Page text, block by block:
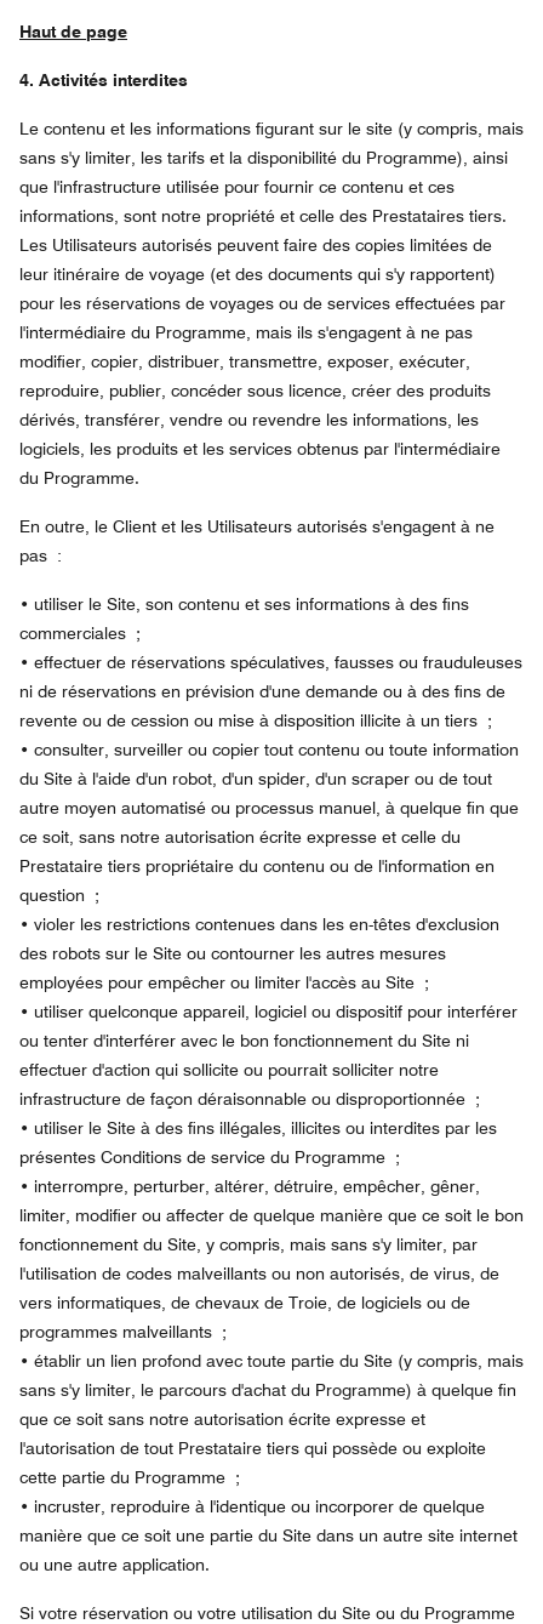
Haut de page
4. Activités interdites
Le contenu et les informations figurant sur le site (y compris, mais
sans s'y limiter, les tarifs et la disponibilité du Programme), ainsi
que l'infrastructure utilisée pour fournir ce contenu et ces
informations, sont notre propriété et celle des Prestataires tiers.
Les Utilisateurs autorisés peuvent faire des copies limitées de
leur itinéraire de voyage (et des documents qui s'y rapportent)
pour les réservations de voyages ou de services effectuées par
l'intermédiaire du Programme, mais ils s'engagent à ne pas
modifier, copier, distribuer, transmettre, exposer, exécuter,
reproduire, publier, concéder sous licence, créer des produits
dérivés, transférer, vendre ou revendre les informations, les
logiciels, les produits et les services obtenus par l'intermédiaire
du Programme.
En outre, le Client et les Utilisateurs autorisés s'engagent à ne
pas :
• utiliser le Site, son contenu et ses informations à des fins
commerciales ;
• effectuer de réservations spéculatives, fausses ou frauduleuses
ni de réservations en prévision d'une demande ou à des fins de
revente ou de cession ou mise à disposition illicite à un tiers ;
• consulter, surveiller ou copier tout contenu ou toute information
du Site à l'aide d'un robot, d'un spider, d'un scraper ou de tout
autre moyen automatisé ou processus manuel, à quelque fin que
ce soit, sans notre autorisation écrite expresse et celle du
Prestataire tiers propriétaire du contenu ou de l'information en
question ;
• violer les restrictions contenues dans les en-têtes d'exclusion
des robots sur le Site ou contourner les autres mesures
employées pour empêcher ou limiter l'accès au Site ;
• utiliser quelconque appareil, logiciel ou dispositif pour interférer
ou tenter d'interférer avec le bon fonctionnement du Site ni
effectuer d'action qui sollicite ou pourrait solliciter notre
infrastructure de façon déraisonnable ou disproportionnée ;
• utiliser le Site à des fins illégales, illicites ou interdites par les
présentes Conditions de service du Programme ;
• interrompre, perturber, altérer, détruire, empêcher, gêner,
limiter, modifier ou affecter de quelque manière que ce soit le bon
fonctionnement du Site, y compris, mais sans s'y limiter, par
l'utilisation de codes malveillants ou non autorisés, de virus, de
vers informatiques, de chevaux de Troie, de logiciels ou de
programmes malveillants ;
• établir un lien profond avec toute partie du Site (y compris, mais
sans s'y limiter, le parcours d'achat du Programme) à quelque fin
que ce soit sans notre autorisation écrite expresse et
l'autorisation de tout Prestataire tiers qui possède ou exploite
cette partie du Programme ;
• incruster, reproduire à l'identique ou incorporer de quelque
manière que ce soit une partie du Site dans un autre site internet
ou une autre application.
Si votre réservation ou votre utilisation du Site ou du Programme